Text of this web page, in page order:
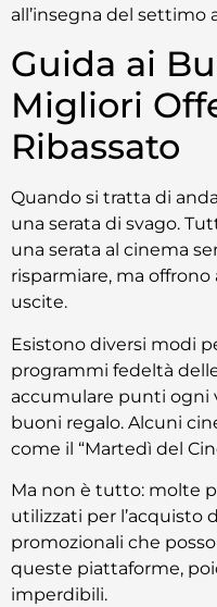
all’insegna del settimo
Guida ai
Migliori
Ribassato
Quando si tratta di
una serata di svago.
una serata al cinema
risparmiare, ma
uscite.
Esistono diversi modi
programmi fedeltà
accumulare punti ogni
buoni regalo. Alcuni
come il “Martedì del
Ma non è tutto: molte
utilizzati per l’acquisto
promozionali che
queste piattaforme,
imperdibili.